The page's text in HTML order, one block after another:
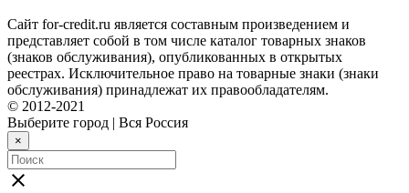
Сайт for-credit.ru является составным произведением и
представляет собой в том числе каталог товарных знаков
(знаков обслуживания), опубликованных в открытых
реестрах. Исключительное право на товарные знаки (знаки
обслуживания) принадлежат их правообладателям.
© 2012-2021
Выберите город | Вся Россия
×
close